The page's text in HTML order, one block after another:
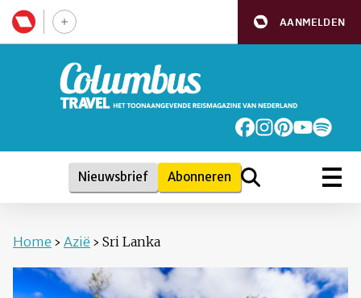
AANMELDEN
Nieuwsbrief Abonneren
Home › Azië › Sri Lanka